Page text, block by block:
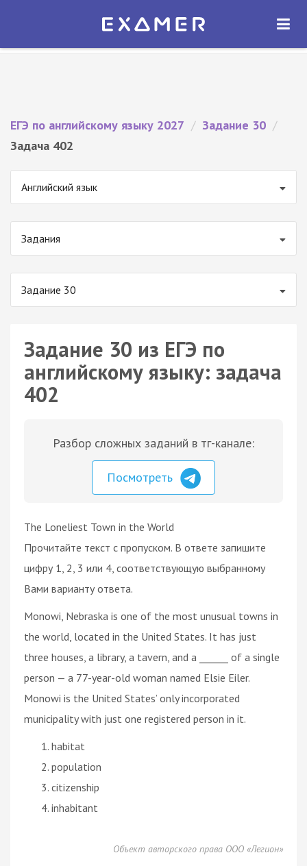
Экзамер — ЕГЭ 2027
ОТКРЫТЬ
ЕГЭ по английскому языку 2027 / Задание 30 /
Задача 402
Английский язык
Задания
Задание 30
Задание 30 из ЕГЭ по
английскому языку: задача
402
Разбор сложных заданий в тг-канале:
Посмотреть
The Loneliest Town in the World
Прочитайте текст с пропуском. В ответе запишите
цифру 1, 2, 3 или 4, соответствующую выбранному
Вами варианту ответа.
Monowi, Nebraska is one of the most unusual towns in
the world, located in the United States. It has just
three houses, a library, a tavern, and a ______ of a single
person — a 77-year-old woman named Elsie Eiler.
Monowi is the United States’ only incorporated
municipality with just one registered person in it.
habitat
population
citizenship
inhabitant
Объект авторского права ООО «Легион»